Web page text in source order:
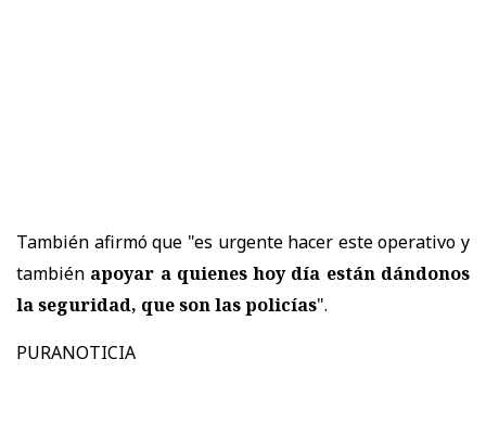
También afirmó que "es urgente hacer este operativo y
también apoyar a quienes hoy día están dándonos
la seguridad, que son las policías".
PURANOTICIA